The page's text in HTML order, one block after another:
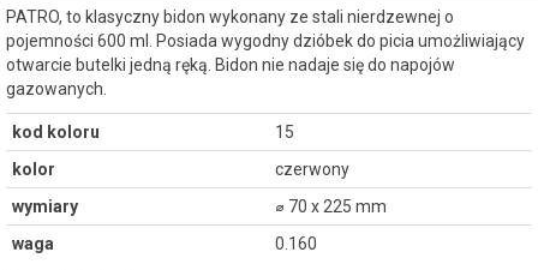
PATRO, to klasyczny bidon wykonany ze stali nierdzewnej o
pojemności 600 ml. Posiada wygodny dzióbek do picia umożliwiający
otwarcie butelki jedną ręką. Bidon nie nadaje się do napojów
gazowanych.
kod koloru
15
kolor
czerwony
wymiary
⌀ 70 x 225 mm
waga
0.160